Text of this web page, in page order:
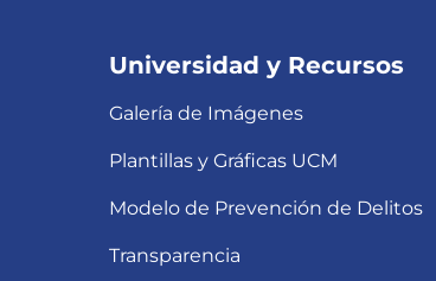
Universidad y Recursos
Galería de Imágenes
Plantillas y Gráficas UCM
Modelo de Prevención de Delitos
Transparencia